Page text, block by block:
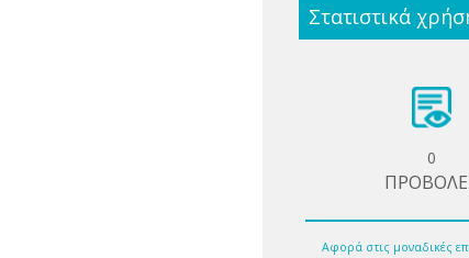
Στατιστικά
0
Αφορά στις μοναδικές